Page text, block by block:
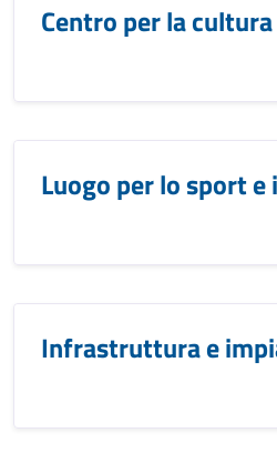
Centro per la cultura
Luogo per lo sport
Infrastruttura e